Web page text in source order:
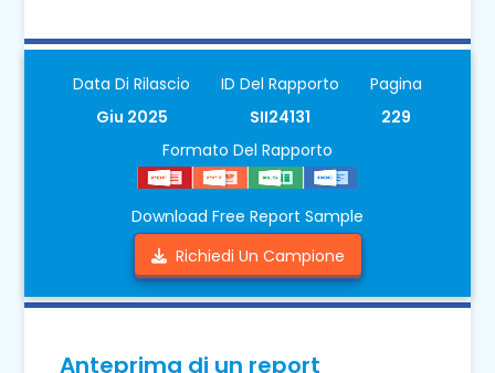
Data Di Rilascio
Giu 2025
ID Del Rapporto
SII24131
Pagina
229
Formato Del Rapporto
Download Free Report Sample
Richiedi Un Campione
Anteprima di un report